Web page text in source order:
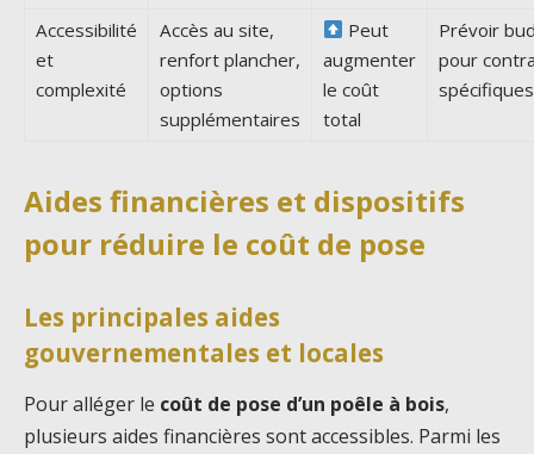
Accessibilité
et
complexité
Accès au site,
renfort plancher,
options
supplémentaires
Peut
augmenter
le coût
total
Prévoir
pour
spécifiques
Aides financières et dispositifs
pour réduire le coût de pose
Les principales aides
gouvernementales et locales
Pour alléger le coût de pose d’un poêle à bois,
plusieurs aides financières sont accessibles. Parmi les